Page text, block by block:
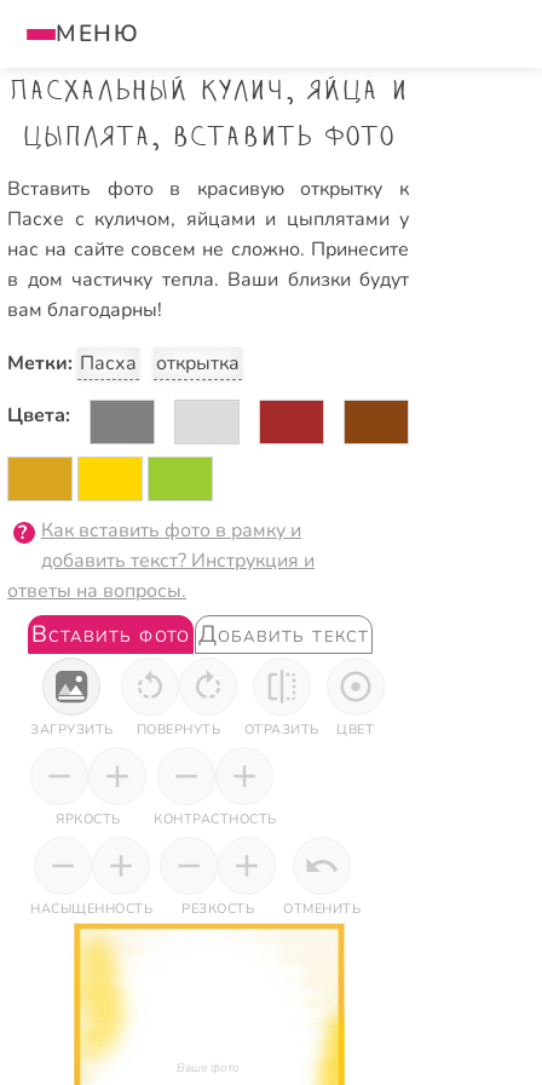
МЕНЮ
Пасхальный кулич, яйца и
цыплята, вставить фото
Вставить фото в красивую открытку к
Пасхе с куличом, яйцами и цыплятами у
нас на сайте совсем не сложно. Принесите
в дом частичку тепла. Ваши близки будут
вам благодарны!
Метки: Пасха
открытка
Цвета:
Как вставить фото в рамку и
добавить текст? Инструкция и
ответы на вопросы.
Вставить фото Добавить текст
ЗАГРУЗИТЬ ПОВЕРНУТЬ ОТРАЗИТЬ ЦВЕТ
ЯРКОСТЬ КОНТРАСТНОСТЬ
НАСЫЩЕННОСТЬ РЕЗКОСТЬ ОТМЕНИТЬ
Ваше фото